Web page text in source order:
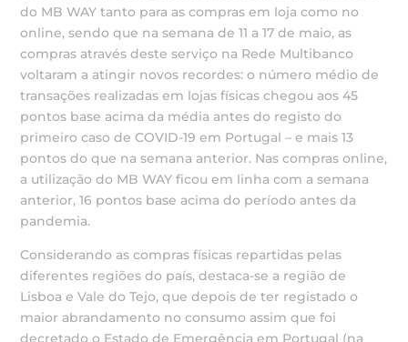
do MB WAY tanto para as compras em loja como no
online, sendo que na semana de 11 a 17 de maio, as
compras através deste serviço na Rede Multibanco
voltaram a atingir novos recordes: o número médio de
transações realizadas em lojas físicas chegou aos 45
pontos base acima da média antes do registo do
primeiro caso de COVID-19 em Portugal – e mais 13
pontos do que na semana anterior. Nas compras online,
a utilização do MB WAY ficou em linha com a semana
anterior, 16 pontos base acima do período antes da
pandemia.
Considerando as compras físicas repartidas pelas
diferentes regiões do país, destaca-se a região de
Lisboa e Vale do Tejo, que depois de ter registado o
maior abrandamento no consumo assim que foi
decretado o Estado de Emergência em Portugal (na